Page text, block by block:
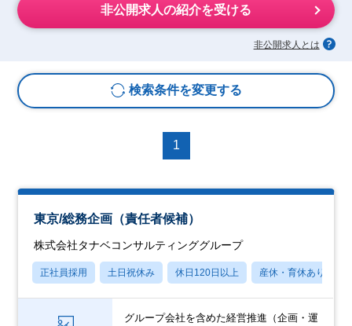
非公開求人の紹介を受ける
非公開求人とは
検索条件を変更する
1
東京/総務企画（責任者候補）
株式会社タナベコンサルティンググループ
正社員採用 土日祝休み 休日120日以上 産休・育休あり
グループ会社を含めた経営推進（企画・運